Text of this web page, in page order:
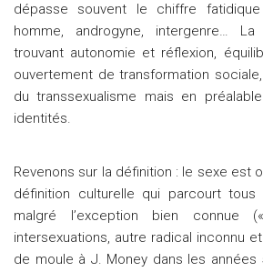
dépasse souvent le chiffre
homme, androgyne, intergenre…
trouvant autonomie et réflexion,
ouvertement de transformation
du transsexualisme mais en
identités.
Revenons sur la définition : le sexe est
définition culturelle qui parcourt
malgré l’exception bien connue
intersexuations, autre radical inconnu
de moule à J. Money dans les années